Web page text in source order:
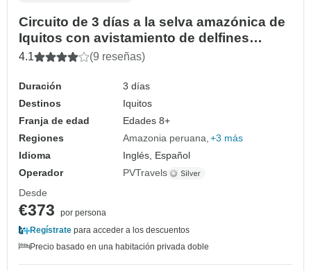
Circuito de 3 días a la selva amazónica de
Iquitos con avistamiento de delfines
rosados
4.1 (9 reseñas)
Duración
3 días
Destinos
Iquitos
Franja de edad
Edades 8+
Regiones
Amazonia peruana +3 más
Idioma
Inglés, Español
Operador
PVTravels
Desde
€373
por persona
Regístrate para acceder a los descuentos
Precio basado en una habitación privada doble